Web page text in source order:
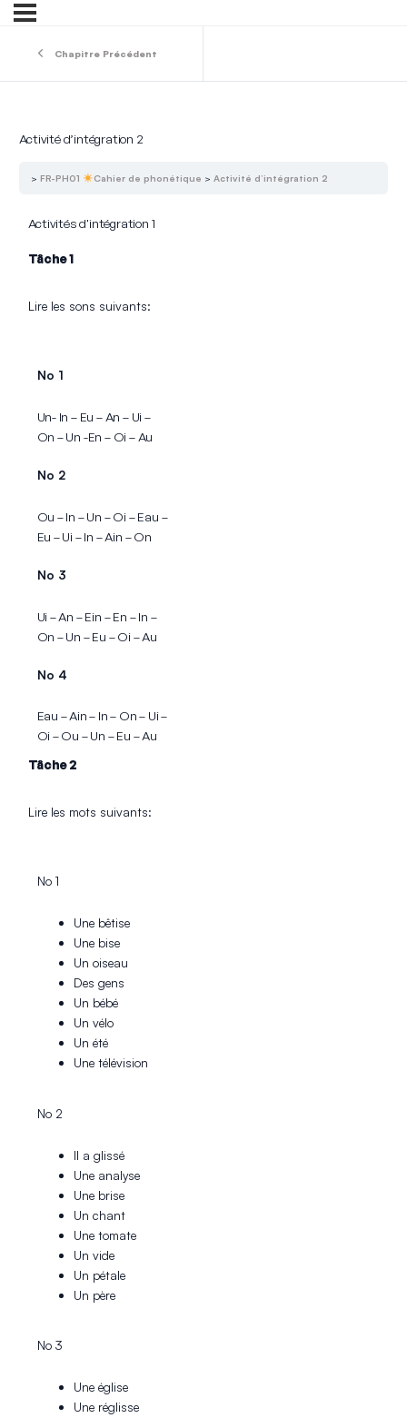
Chapitre Précédent
Activité d’intégration 2
FR-PH01 Cahier de phonétique Activité d’intégration 2
Activités d'intégration 1
Tâche 1
Lire les sons suivants:
No 1
Un- In – Eu – An – Ui –
On – Un -En – Oi – Au
No 2
Ou – In – Un – Oi – Eau –
Eu – Ui – In – Ain – On
No 3
Ui – An – Ein – En – In –
On – Un – Eu – Oi – Au
No 4
Eau – Ain – In – On – Ui –
Oi – Ou – Un – Eu – Au
Tâche 2
Lire les mots suivants:
No 1
Une bêtise
Une bise
Un oiseau
Des gens
Un bébé
Un vélo
Un été
Une télévision
No 2
Il a glissé
Une analyse
Une brise
Un chant
Une tomate
Un vide
Un pétale
Un père
No 3
Une église
Une réglisse